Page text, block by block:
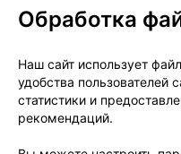
О проекте
Размещение
Публичный
Обработка
Наш сайт использует
удобства пользователей
статистики и
рекомендаций.